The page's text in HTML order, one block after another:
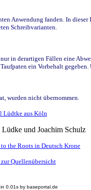
Anwendung fanden. In
Schreibvarianten.
in derartigen Fällen eine
ein Vorbehalt
wurden nicht übernommen.
Lüdtke aus Köln
und Joachim Schulz
the Roots in Deutsch Krone
Quellenübersicht
0.01s by baseportal.de